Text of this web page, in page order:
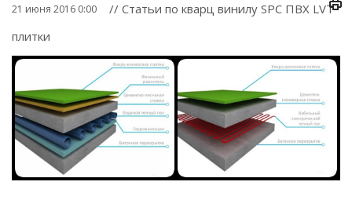
21 июня 2016 0:00
// Статьи по кварц винилу SPC ПВХ LVT
плитки